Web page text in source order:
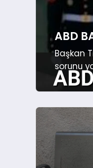
ABD
Başkan
sorunu